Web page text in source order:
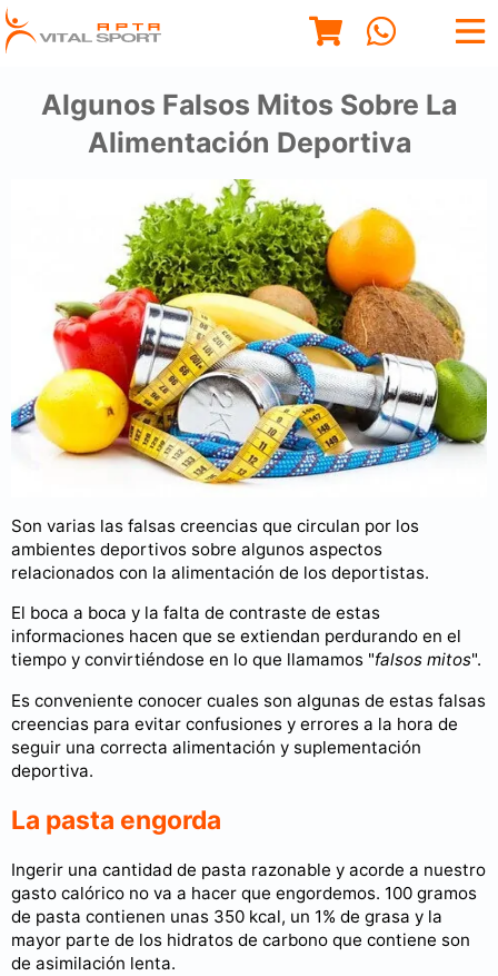
Algunos Falsos Mitos Sobre La
Alimentación Deportiva
Son varias las falsas creencias que circulan por los
ambientes deportivos sobre algunos aspectos
relacionados con la alimentación de los deportistas.
El boca a boca y la falta de contraste de estas
informaciones hacen que se extiendan perdurando en el
tiempo y convirtiéndose en lo que llamamos "falsos mitos".
Es conveniente conocer cuales son algunas de estas falsas
creencias para evitar confusiones y errores a la hora de
seguir una correcta alimentación y suplementación
deportiva.
La pasta engorda
Ingerir una cantidad de pasta razonable y acorde a nuestro
gasto calórico no va a hacer que engordemos. 100 gramos
de pasta contienen unas 350 kcal, un 1% de grasa y la
mayor parte de los hidratos de carbono que contiene son
de asimilación lenta.